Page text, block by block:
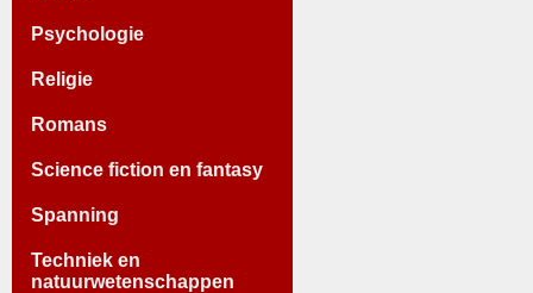
Psychologie
Religie
Romans
Science fiction en fantasy
Spanning
Techniek en
natuurwetenschappen